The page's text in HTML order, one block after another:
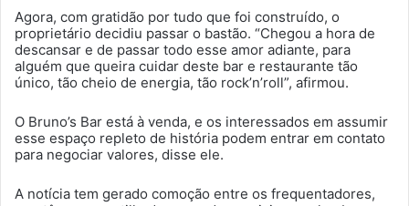
Agora, com gratidão por tudo que foi construído, o
proprietário decidiu passar o bastão. “Chegou a hora de
descansar e de passar todo esse amor adiante, para
alguém que queira cuidar deste bar e restaurante tão
único, tão cheio de energia, tão rock’n’roll”, afirmou.
O Bruno’s Bar está à venda, e os interessados em assumir
esse espaço repleto de história podem entrar em contato
para negociar valores, disse ele.
A notícia tem gerado comoção entre os frequentadores,